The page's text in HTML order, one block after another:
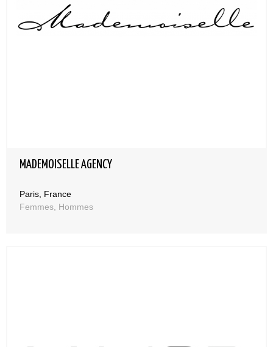
MADEMOISELLE AGENCY
Paris, France
Femmes, Hommes